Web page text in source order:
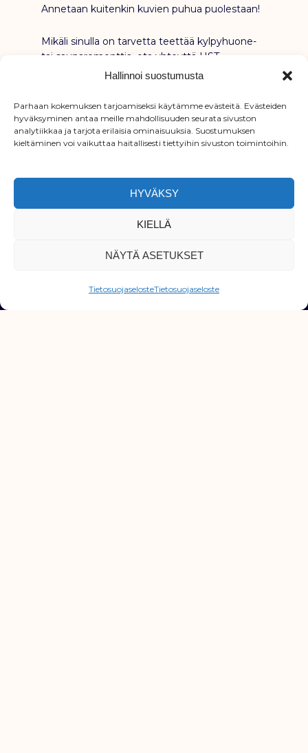
Hallinnoi suostumusta
Parhaan kokemuksen tarjoamiseksi käytämme evästeitä. Evästeiden
hyväksyminen antaa meille mahdollisuuden seurata sivuston
analytiikkaa ja tarjota erilaisia ominaisuuksia. Suostumuksen
kieltäminen voi vaikuttaa haitallisesti tiettyihin sivuston toimintoihin.
HYVÄKSY
KIELLÄ
NÄYTÄ ASETUKSET
TietosuojaselosteTietosuojaseloste
Annetaan kuitenkin kuvien puhua puolestaan!
Mikäli sinulla on tarvetta teettää kylpyhuone-
tai saunaremonttia, ota yhteyttä HST-
Monipalvelut Oy / Voitto Ruokolainen puh. 050
www.remonttiparkki.fi
Kuvat: Vida Design Oy. Teksti: Voitto
Ruokolainen
Prev
EDELLINEN SEURAAVA